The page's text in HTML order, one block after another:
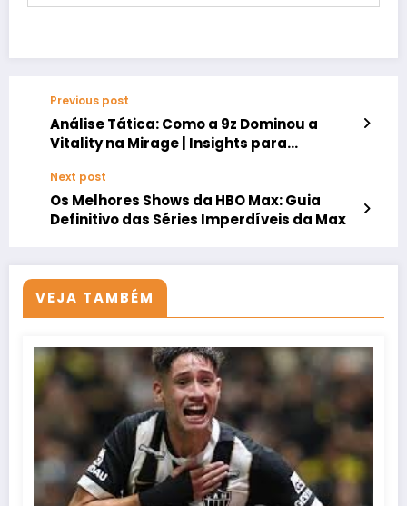
Previous post
Análise Tática: Como a 9z Dominou a
Vitality na Mirage | Insights para
Next post
Os Melhores Shows da HBO Max: Guia
Definitivo das Séries Imperdíveis da Max
VEJA TAMBÉM